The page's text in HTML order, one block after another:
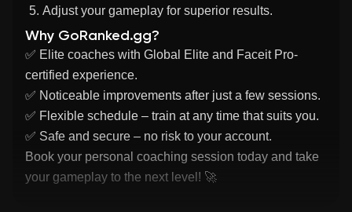
Adjust your gameplay for superior results.
Why GoRanked.gg?
✅ Elite coaches with Global Elite and Faceit Pro-
certified experience.
✅ Noticeable improvements after just a few sessions.
✅ Flexible schedule – train at any time that suits you.
✅ Safe and secure – no risk to your account.
Book your personal coaching session today and take
your gameplay to the next level! 🚀